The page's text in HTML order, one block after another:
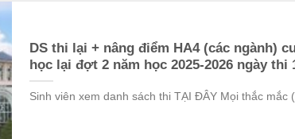
DS thi lại + nâng điểm HA4 (các ngành)
học lại đợt 2 năm học 2025-2026 ngày thi
Sinh viên xem danh sách thi TẠI ĐÂY Mọi thắc mắc